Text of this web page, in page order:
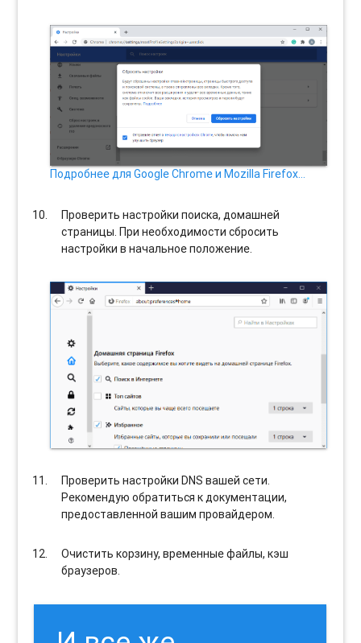
Подробнее для Google Chrome и Mozilla Firefox…
Проверить настройки поиска, домашней
страницы. При необходимости сбросить
настройки в начальное положение.
Проверить настройки DNS вашей сети.
Рекомендую обратиться к документации,
предоставленной вашим провайдером.
Очистить корзину, временные файлы, кэш
браузеров.